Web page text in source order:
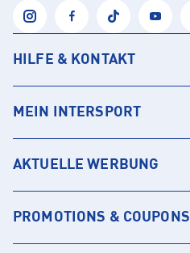
HILFE & KONTAKT
MEIN INTERSPORT
AKTUELLE WERBUNG
PROMOTIONS & COUPONS